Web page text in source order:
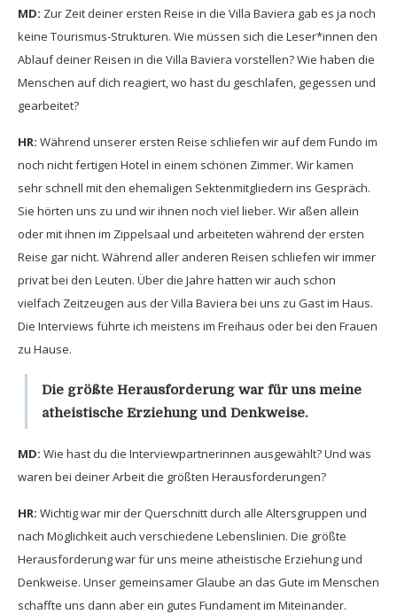
MD: Zur Zeit deiner ersten Reise in die Villa Baviera gab es ja noch
keine Tourismus-Strukturen. Wie müssen sich die Leser*innen den
Ablauf deiner Reisen in die Villa Baviera vorstellen? Wie haben die
Menschen auf dich reagiert, wo hast du geschlafen, gegessen und
gearbeitet?
HR: Während unserer ersten Reise schliefen wir auf dem Fundo im
noch nicht fertigen Hotel in einem schönen Zimmer. Wir kamen
sehr schnell mit den ehemaligen Sektenmitgliedern ins Gespräch.
Sie hörten uns zu und wir ihnen noch viel lieber. Wir aßen allein
oder mit ihnen im Zippelsaal und arbeiteten während der ersten
Reise gar nicht. Während aller anderen Reisen schliefen wir immer
privat bei den Leuten. Über die Jahre hatten wir auch schon
vielfach Zeitzeugen aus der Villa Baviera bei uns zu Gast im Haus.
Die Interviews führte ich meistens im Freihaus oder bei den Frauen
zu Hause.
Die größte Herausforderung war für uns meine
atheistische Erziehung und Denkweise.
MD: Wie hast du die Interviewpartnerinnen ausgewählt? Und was
waren bei deiner Arbeit die größten Herausforderungen?
HR: Wichtig war mir der Querschnitt durch alle Altersgruppen und
nach Möglichkeit auch verschiedene Lebenslinien. Die größte
Herausforderung war für uns meine atheistische Erziehung und
Denkweise. Unser gemeinsamer Glaube an das Gute im Menschen
schaffte uns dann aber ein gutes Fundament im Miteinander.